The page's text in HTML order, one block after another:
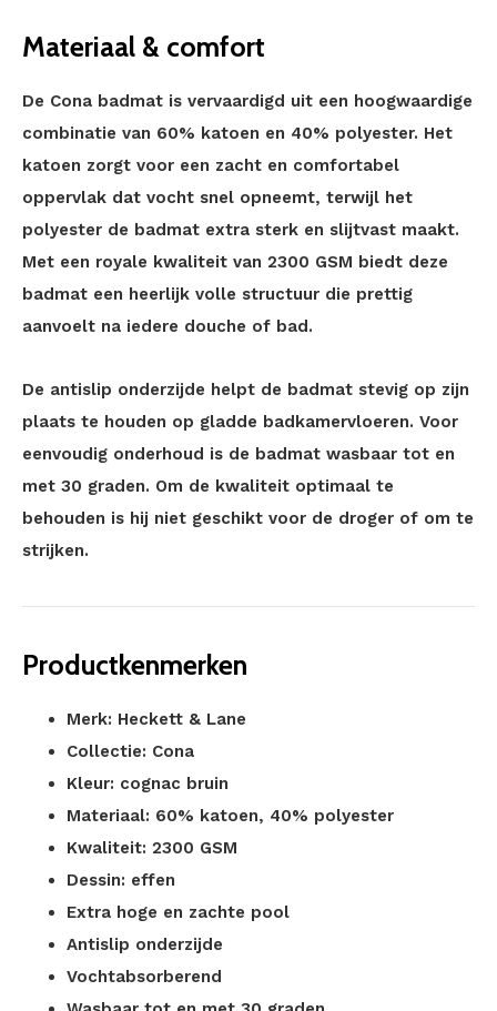
Materiaal & comfort
De Cona badmat is vervaardigd uit een hoogwaardige
combinatie van 60% katoen en 40% polyester. Het
katoen zorgt voor een zacht en comfortabel
oppervlak dat vocht snel opneemt, terwijl het
polyester de badmat extra sterk en slijtvast maakt.
Met een royale kwaliteit van 2300 GSM biedt deze
badmat een heerlijk volle structuur die prettig
aanvoelt na iedere douche of bad.
De antislip onderzijde helpt de badmat stevig op zijn
plaats te houden op gladde badkamervloeren. Voor
eenvoudig onderhoud is de badmat wasbaar tot en
met 30 graden. Om de kwaliteit optimaal te
behouden is hij niet geschikt voor de droger of om te
strijken.
Productkenmerken
Merk: Heckett & Lane
Collectie: Cona
Kleur: cognac bruin
Materiaal: 60% katoen, 40% polyester
Kwaliteit: 2300 GSM
Dessin: effen
Extra hoge en zachte pool
Antislip onderzijde
Vochtabsorberend